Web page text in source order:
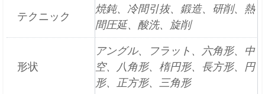
テクニック
焼鈍、冷間引抜、鍛造、研削、熱
間圧延、酸洗、旋削
形状
アングル、フラット、六角形、中
空、八角形、楕円形、長方形、円
形、正方形、三角形